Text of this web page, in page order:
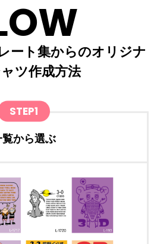
ート集からのオリジナ
ツ作成方法
STEP1
覧から選ぶ